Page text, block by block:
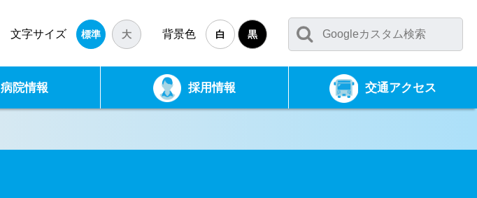
文字サイズ 標準 大 背景色 白 黒
病院情報 採用情報 交通アクセス